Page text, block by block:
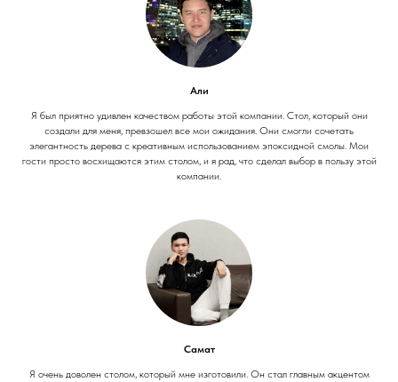
Али
Я был приятно удивлен качеством работы этой компании. Стол, который они
создали для меня, превзошел все мои ожидания. Они смогли сочетать
элегантность дерева с креативным использованием эпоксидной смолы. Мои
гости просто восхищаются этим столом, и я рад, что сделал выбор в пользу этой
компании.
Самат
Я очень доволен столом, который мне изготовили. Он стал главным акцентом